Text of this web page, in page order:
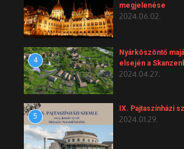
megjelenése
2024.06.02.
4
Nyárköszöntő
elsején a
2024.04.27.
5
IX. Pajtaszínházi
2024.01.29.